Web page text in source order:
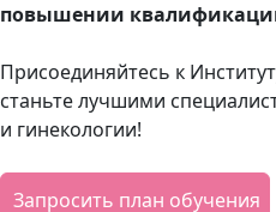
повышении
Присоединяйтесь к
станьте лучшими
и гинекологии!
Запросить план обучения